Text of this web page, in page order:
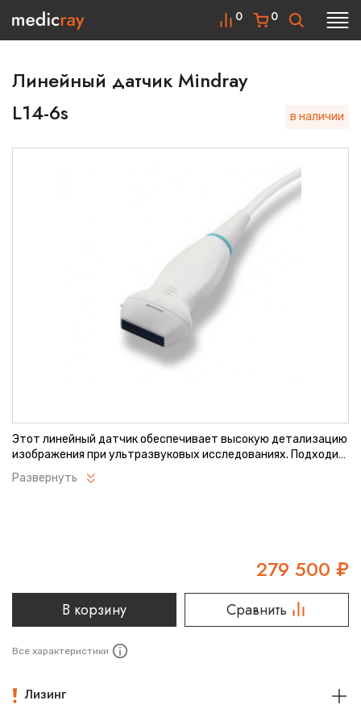
0
0
Линейный датчик Mindray
L14-6s
в наличии
Этот линейный датчик обеспечивает высокую детализацию
изображения при ультразвуковых исследованиях. Подходит
для сосудистой, абдоминальной и поверхностной
диагностики. Эргономичный дизайн способствует удобству
Развернуть
279 500 ₽
В корзину Сравнить
Все характеристики
Лизинг